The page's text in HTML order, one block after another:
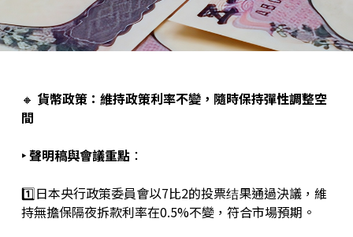
🔸 貨幣政策：維持政策利率不變，隨時保持彈性調整空
間
‣ 聲明稿與會議重點：
1️⃣日本央行政策委員會以7比2的投票结果通過決議，維
持無擔保隔夜拆款利率在0.5%不變，符合市場預期。